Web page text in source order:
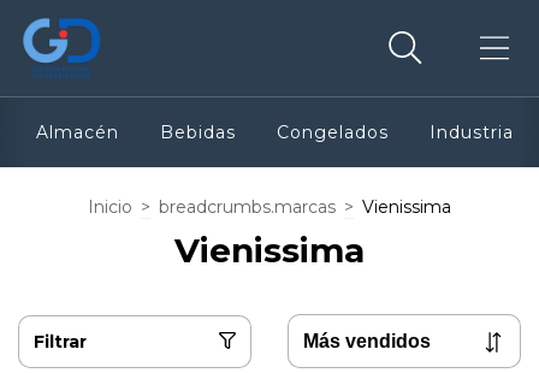
Almacén Bebidas Congelados Industria
Inicio > breadcrumbs.marcas > Vienissima
Vienissima
Filtrar